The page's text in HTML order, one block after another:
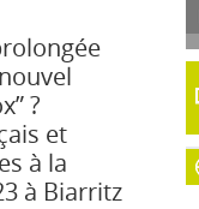
?
et
à la
à Biarritz